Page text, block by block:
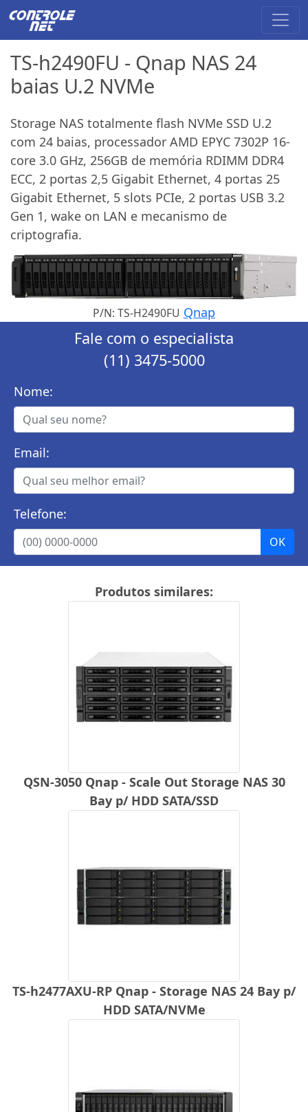
TS-h2490FU - Qnap NAS 24
baias U.2 NVMe
Storage NAS totalmente flash NVMe SSD U.2
com 24 baias, processador AMD EPYC 7302P 16-
core 3.0 GHz, 256GB de memória RDIMM DDR4
ECC, 2 portas 2,5 Gigabit Ethernet, 4 portas 25
Gigabit Ethernet, 5 slots PCIe, 2 portas USB 3.2
Gen 1, wake on LAN e mecanismo de
criptografia.
P/N: TS-H2490FU Qnap
Fale com o especialista
(11) 3475-5000
Nome:
Email:
Telefone:
Produtos similares:
QSN-3050 Qnap - Scale Out Storage NAS 30
Bay p/ HDD SATA/SSD
TS-h2477AXU-RP Qnap - Storage NAS 24 Bay p/
HDD SATA/NVMe